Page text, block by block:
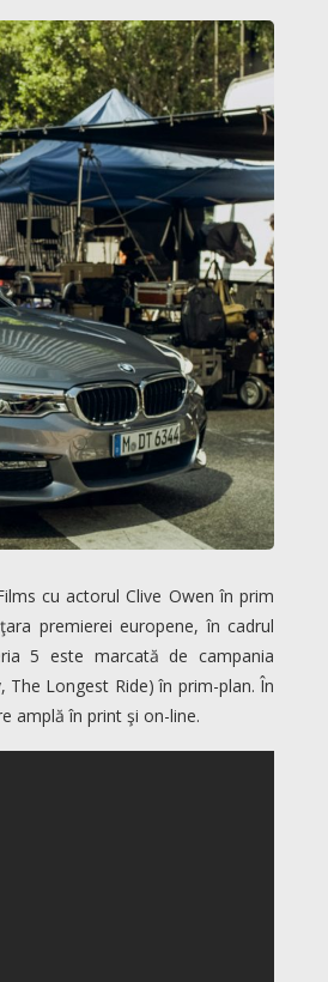
cu actorul Clive Owen în prim
premierei europene, în cadrul
5 este marcată de campania
The Longest Ride) în prim-plan. În
amplă în print şi on-line.